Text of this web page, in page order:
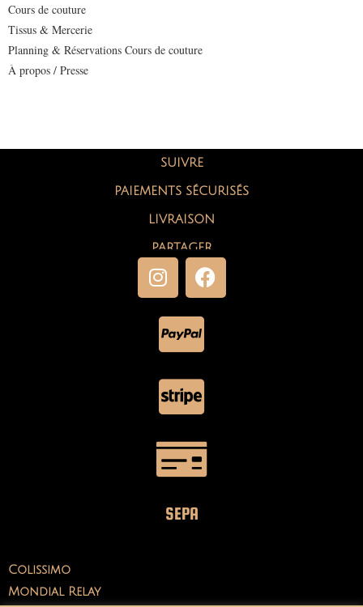
Cours de couture
Tissus & Mercerie
Planning & Réservations Cours de couture
À propos / Presse
SUIVRE
PAIEMENTS SÉCURISÉS
LIVRAISON
PARTAGER
SEPA
Colissimo
Mondial Relay